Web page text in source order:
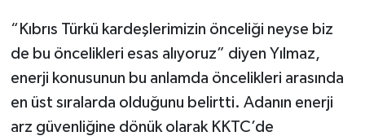
“Kıbrıs Türkü kardeşlerimizin önceliği neyse biz
de bu öncelikleri esas alıyoruz” diyen Yılmaz,
enerji konusunun bu anlamda öncelikleri arasında
en üst sıralarda olduğunu belirtti. Adanın enerji
arz güvenliğine dönük olarak KKTC’de